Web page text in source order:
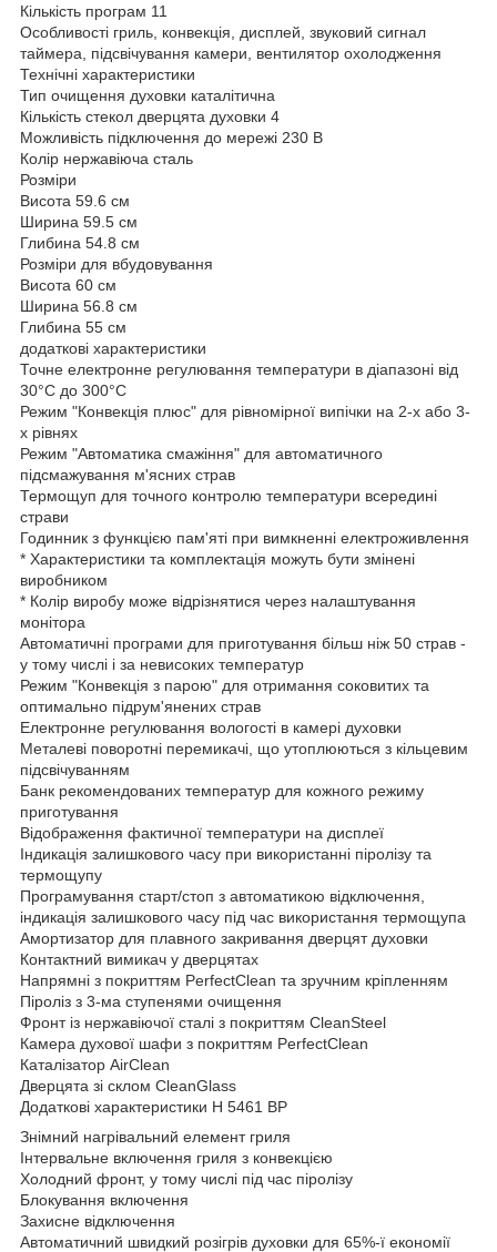
Кількість програм 11
Особливості гриль, конвекція, дисплей, звуковий сигнал
таймера, підсвічування камери, вентилятор охолодження
Технічні характеристики
Тип очищення духовки каталітична
Кількість стекол дверцята духовки 4
Можливість підключення до мережі 230 В
Колір нержавіюча сталь
Розміри
Висота 59.6 см
Ширина 59.5 см
Глибина 54.8 см
Розміри для вбудовування
Висота 60 см
Ширина 56.8 см
Глибина 55 см
додаткові характеристики
Точне електронне регулювання температури в діапазоні від
30°C до 300°C
Режим "Конвекція плюс" для рівномірної випічки на 2-х або 3-
х рівнях
Режим "Автоматика смажіння" для автоматичного
підсмажування м'ясних страв
Термощуп для точного контролю температури всередині
страви
Годинник з функцією пам'яті при вимкненні електроживлення
* Характеристики та комплектація можуть бути змінені
виробником
* Колір виробу може відрізнятися через налаштування
монітора
Автоматичні програми для приготування більш ніж 50 страв -
у тому числі і за невисоких температур
Режим "Конвекція з парою" для отримання соковитих та
оптимально підрум'янених страв
Електронне регулювання вологості в камері духовки
Металеві поворотні перемикачі, що утоплюються з кільцевим
підсвічуванням
Банк рекомендованих температур для кожного режиму
приготування
Відображення фактичної температури на дисплеї
Індикація залишкового часу при використанні піролізу та
термощупу
Програмування старт/стоп з автоматикою відключення,
індикація залишкового часу під час використання термощупа
Амортизатор для плавного закривання дверцят духовки
Контактний вимикач у дверцятах
Напрямні з покриттям PerfectClean та зручним кріпленням
Піроліз з 3-ма ступенями очищення
Фронт із нержавіючої сталі з покриттям CleanSteel
Камера духової шафи з покриттям PerfectClean
Каталізатор AirClean
Дверцята зі склом CleanGlass
Додаткові характеристики H 5461 BP
Знімний нагрівальний елемент гриля
Інтервальне включення гриля з конвекцією
Холодний фронт, у тому числі під час піролізу
Блокування включення
Захисне відключення
Автоматичний швидкий розігрів духовки для 65%-ї економії